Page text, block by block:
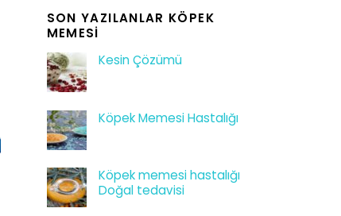
SON YAZILANLAR KÖPEK
MEMESI
Kesin Çözümü
Köpek Memesi Hastalığı
Köpek memesi hastalığı
Doğal tedavisi